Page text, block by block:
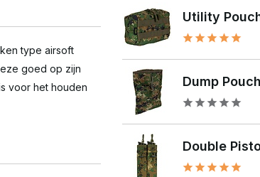
type airsoft
goed op zijn
voor het houden
Utility
Dump
Double